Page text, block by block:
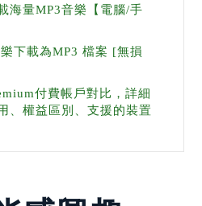
海量MP3音樂【電腦/手
下載為MP3 檔案 [無損
付費帳戶對比，詳細
、權益區別、支援的裝置